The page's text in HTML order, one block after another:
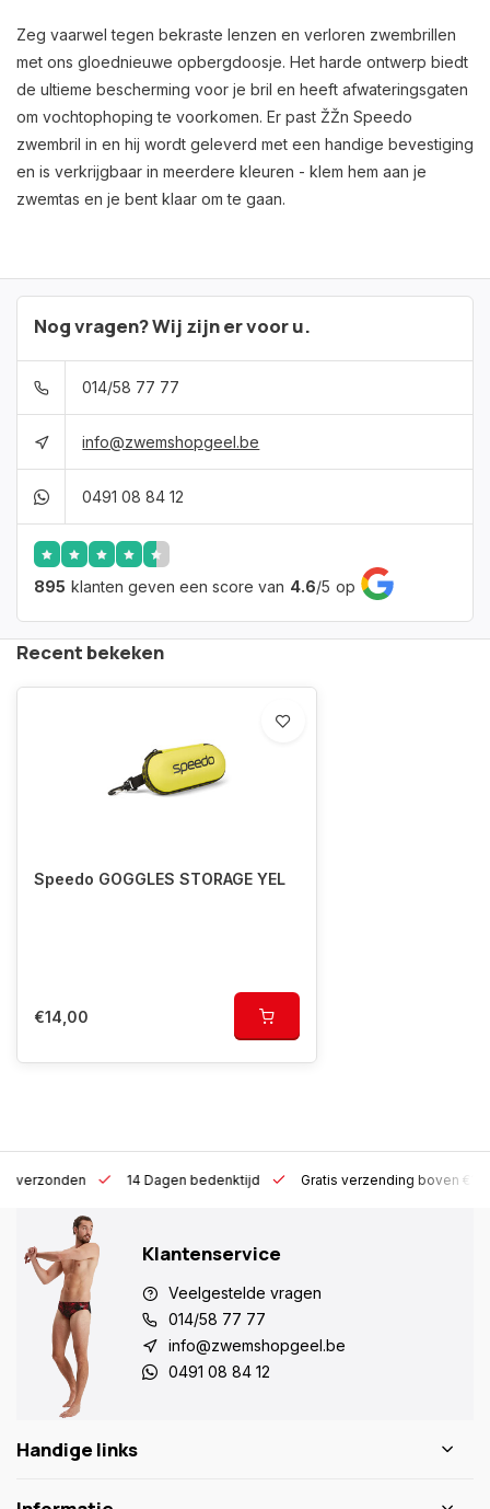
Zeg vaarwel tegen bekraste lenzen en verloren zwembrillen
met ons gloednieuwe opbergdoosje. Het harde ontwerp biedt
de ultieme bescherming voor je bril en heeft afwateringsgaten
om vochtophoping te voorkomen. Er past ŽŽn Speedo
zwembril in en hij wordt geleverd met een handige bevestiging
en is verkrijgbaar in meerdere kleuren - klem hem aan je
zwemtas en je bent klaar om te gaan.
Nog vragen? Wij zijn er voor u.
014/58 77 77
info@zwemshopgeel.be
0491 08 84 12
895 klanten geven een score van 4.6/5 op
Recent bekeken
Speedo GOGGLES STORAGE YEL
€14,00
h verzonden 14 Dagen bedenktijd Gratis verzending boven
Klantenservice
Veelgestelde vragen
014/58 77 77
info@zwemshopgeel.be
0491 08 84 12
Handige links